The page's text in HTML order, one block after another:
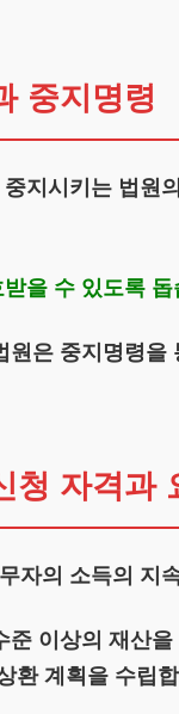
중지명령
지시키는 법원
을 수 있도록
은 중지명령
청 자격과
자의 소득의 지
이상의 재산
환 계획을 수립